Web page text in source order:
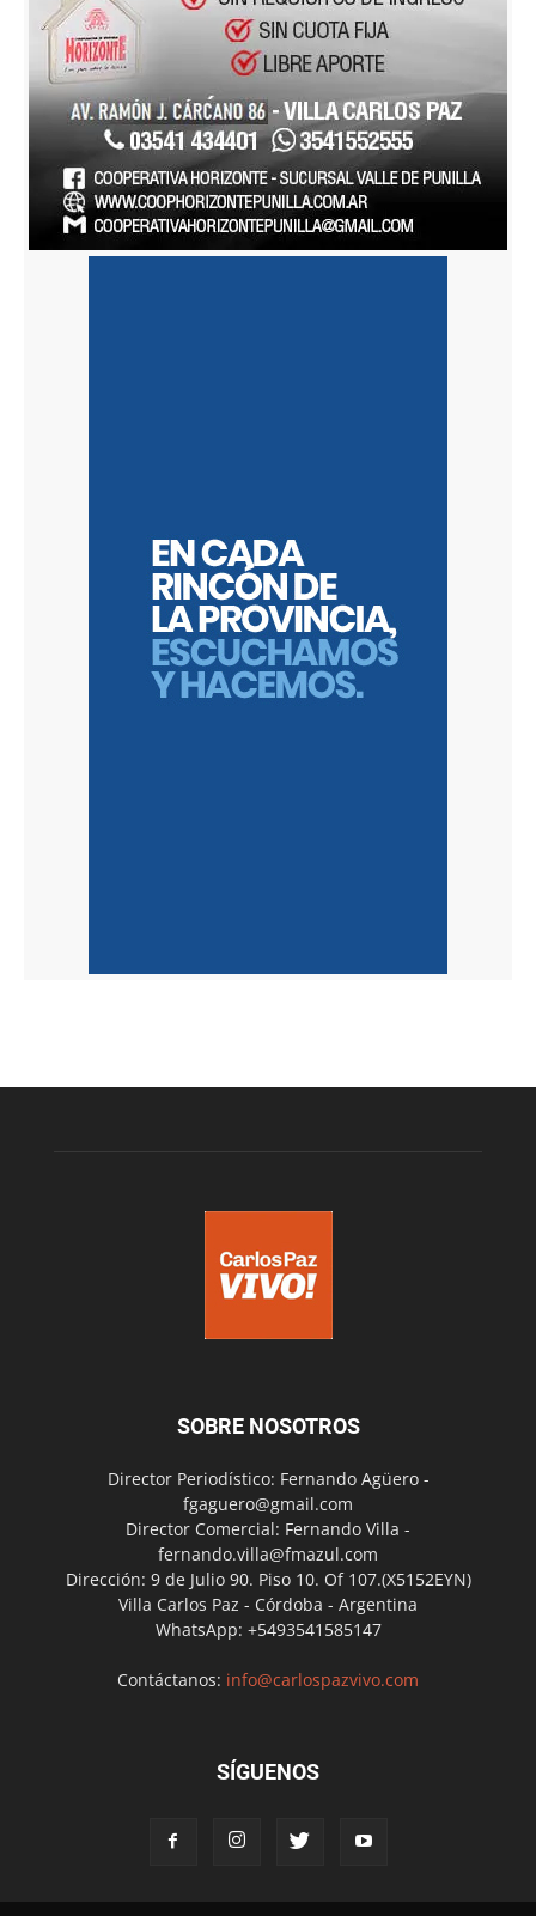
SOBRE NOSOTROS
Director Periodístico: Fernando Agüero -
fgaguero@gmail.com
Director Comercial: Fernando Villa -
fernando.villa@fmazul.com
Dirección: 9 de Julio 90. Piso 10. Of 107.(X5152EYN)
Villa Carlos Paz - Córdoba - Argentina
WhatsApp: +5493541585147
Contáctanos: info@carlospazvivo.com
SÍGUENOS